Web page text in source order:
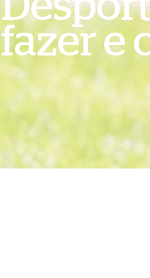
fazer e